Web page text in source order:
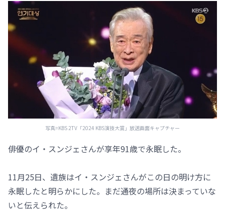
写真=KBS 2TV「2024 KBS演技大賞」放送画面キャプチャー
俳優のイ・スンジェさんが享年91歳で永眠した。
11月25日、遺族はイ・スンジェさんがこの日の明け方に
永眠したと明らかにした。まだ通夜の場所は決まっていな
いと伝えられた。